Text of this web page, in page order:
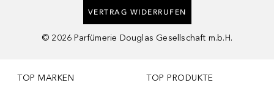
VERTRAG WIDERRUFEN
© 2026 Parfümerie Douglas Gesellschaft m.b.H.
TOP MARKEN TOP PRODUKTE